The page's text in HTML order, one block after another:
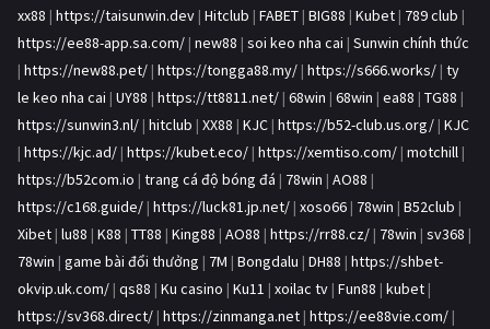
xx88 | https://taisunwin.dev | Hitclub | FABET | BIG88 | Kubet | 789 club |
https://ee88-app.sa.com/ | new88 | soi keo nha cai | Sunwin chính thức
| https://new88.pet/ | https://tongga88.my/ | https://s666.works/ | ty
le keo nha cai | UY88 | https://tt8811.net/ | 68win | 68win | ea88 | TG88 |
https://sunwin3.nl/ | hitclub | XX88 | KJC | https://b52-club.us.org/ | KJC
| https://kjc.ad/ | https://kubet.eco/ | https://xemtiso.com/ | motchill |
https://b52com.io | trang cá độ bóng đá | 78win | AO88 |
https://c168.guide/ | https://luck81.jp.net/ | xoso66 | 78win | B52club |
Xibet | lu88 | K88 | TT88 | King88 | AO88 | https://rr88.cz/ | 78win | sv368 |
78win | game bài đổi thưởng | 7M | Bongdalu | DH88 | https://shbet-
okvip.uk.com/ | qs88 | Ku casino | Ku11 | xoilac tv | Fun88 | kubet |
https://sv368.direct/ | https://zinmanga.net | https://ee88vie.com/ |